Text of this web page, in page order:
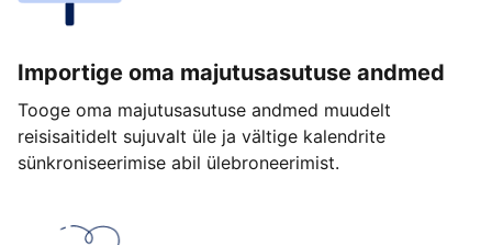
Importige oma majutusasutuse andmed
Tooge oma majutusasutuse andmed muudelt
reisisaitidelt sujuvalt üle ja vältige kalendrite
sünkroniseerimise abil ülebroneerimist.